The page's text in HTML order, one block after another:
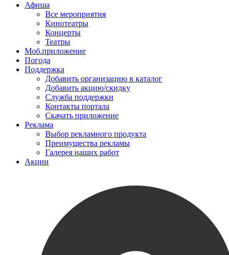
Афиша
Все мероприятия
Кинотеатры
Концерты
Театры
Моб.приложение
Погода
Поддержка
Добавить организацию в каталог
Добавить акцию/скидку
Служба поддержки
Контакты портала
Скачать приложение
Реклама
Выбор рекламного продукта
Преимущества рекламы
Галерея наших работ
Акции